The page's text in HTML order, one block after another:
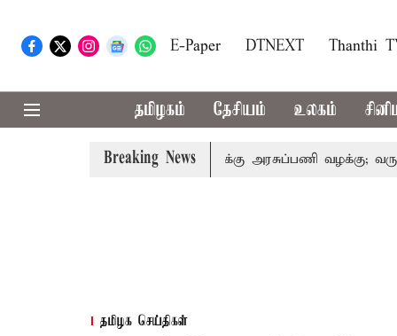
E-Paper DTNEXT Thanthi
தமிழகம் தேசியம் உலகம்
Breaking News
இறந்தோரின் குடும்பத்தினருக்கு அரசுப்பணி வழக்கு; வரும்
தமிழக செய்திகள்